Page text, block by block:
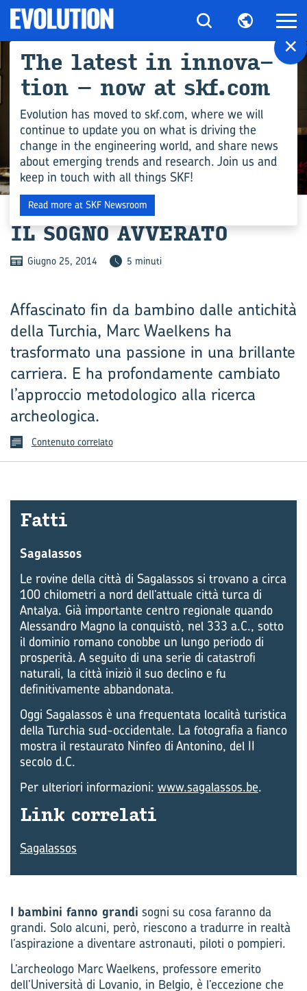
ARCHIVE
IL SOGNO AV­VE­RA­TO
Giugno 25, 2014 5 minuti
Affascinato fin da bambino dalle antichità
della Turchia, Marc Waelkens ha
trasformato una passione in una brillante
carriera. E ha profondamente cambiato
l’approccio metodologico alla ricerca
archeologica.
Contenuto correlato
Fatti
Sagalassos
Le rovine della città di Sagalassos si trovano a circa
100 chilometri a nord dell’attuale città turca di
Antalya. Già importante centro regionale quando
Alessandro Magno la conquistò, nel 333 a.C., sotto
il dominio romano conobbe un lungo periodo di
prosperità. A seguito di una serie di catastrofi
naturali, la città iniziò il suo declino e fu
definitivamente abbandonata.
Oggi Sagalassos è una frequentata località turistica
della Turchia sud-occidentale. La fotografia a fianco
mostra il restaurato Ninfeo di Antonino, del II
secolo d.C.
Per ulteriori informazioni: www.sagalassos.be.
Link cor­re­la­ti
Sagalassos
I bambini fanno grandi sogni su cosa faranno da
grandi. Solo alcuni, però, riescono a tradurre in realtà
l’aspirazione a diventare astronauti, piloti o pompieri.
L’archeologo Marc Waelkens, professore emerito
dell’Università di Lovanio, in Belgio, è l’eccezione che
×
The la­te­st in in­no­va­
tion – now at skf.com
Evolution has moved to skf.com, where we will
continue to update you on what is driving the
change in the engineering world, and share news
about emerging trends and research. Join us and
keep in touch with all things SKF!
Read more at SKF Newsroom